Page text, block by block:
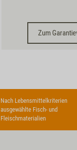
Zum
Nach Lebensmittelkriterien
ausgewählte Fisch- und
Fleischmaterialien